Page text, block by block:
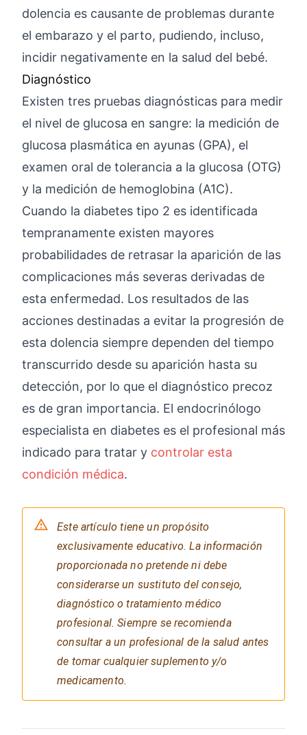
dolencia es causante de problemas durante
el embarazo y el parto, pudiendo, incluso,
incidir negativamente en la salud del bebé.
Diagnóstico
Existen tres pruebas diagnósticas para medir
el nivel de glucosa en sangre: la medición de
glucosa plasmática en ayunas (GPA), el
examen oral de tolerancia a la glucosa (OTG)
y la medición de hemoglobina (A1C).
Cuando la diabetes tipo 2 es identificada
tempranamente existen mayores
probabilidades de retrasar la aparición de las
complicaciones más severas derivadas de
esta enfermedad. Los resultados de las
acciones destinadas a evitar la progresión de
esta dolencia siempre dependen del tiempo
transcurrido desde su aparición hasta su
detección, por lo que el diagnóstico precoz
es de gran importancia. El endocrinólogo
especialista en diabetes es el profesional más
indicado para tratar y controlar esta
condición médica.
Este artículo tiene un propósito
exclusivamente educativo. La información
proporcionada no pretende ni debe
considerarse un sustituto del consejo,
diagnóstico o tratamiento médico
profesional. Siempre se recomienda
consultar a un profesional de la salud antes
de tomar cualquier suplemento y/o
medicamento.